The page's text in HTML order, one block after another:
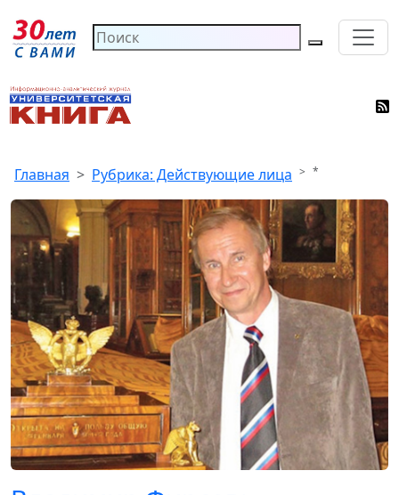
Главная Рубрика: Действующие лица *